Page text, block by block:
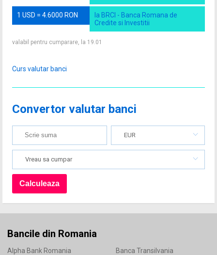
1 USD = 4.6000 RON
la BRCI - Banca Romana de
Credite si Investitii
valabil pentru cumparare, la 19.01
Curs valutar banci
Convertor valutar banci
EUR
Vreau sa cumpar
Bancile din Romania
Alpha Bank Romania
Banca Transilvania